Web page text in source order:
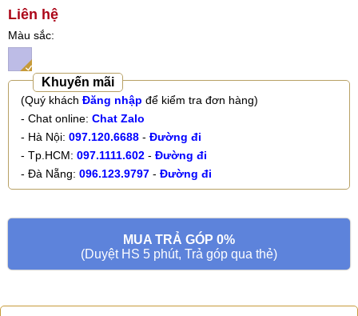
Liên hệ
Màu sắc
Khuyến mãi
(Quý khách Đăng nhập để kiểm tra đơn hàng)
- Chat online: Chat Zalo
- Hà Nội: 097.120.6688 - Đường đi
- Tp.HCM: 097.1111.602 - Đường đi
- Đà Nẵng: 096.123.9797 - Đường đi
MUA TRẢ GÓP 0%
(Duyệt HS 5 phút, Trả góp qua thẻ)